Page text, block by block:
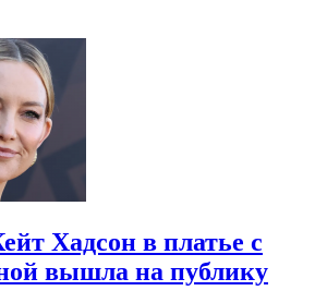
Хадсон в платье с
вышла на публику